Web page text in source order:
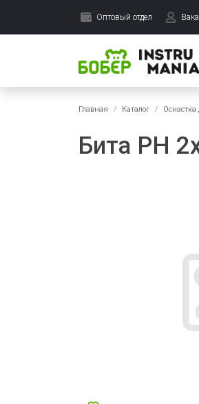
Оптовый отдел
Главная Каталог Оснастка
Бита PH